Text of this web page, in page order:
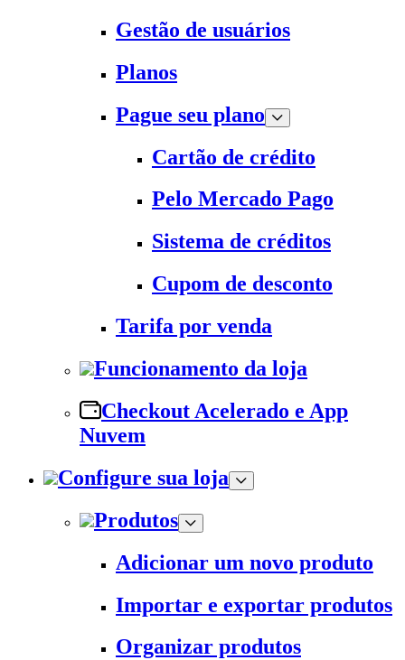
Gestão de usuários
Planos
Pague seu plano
Cartão de crédito
Pelo Mercado Pago
Sistema de créditos
Cupom de desconto
Tarifa por venda
Funcionamento da loja
Checkout Acelerado e App
Nuvem
Configure sua loja
Produtos
Adicionar um novo produto
Importar e exportar produtos
Organizar produtos